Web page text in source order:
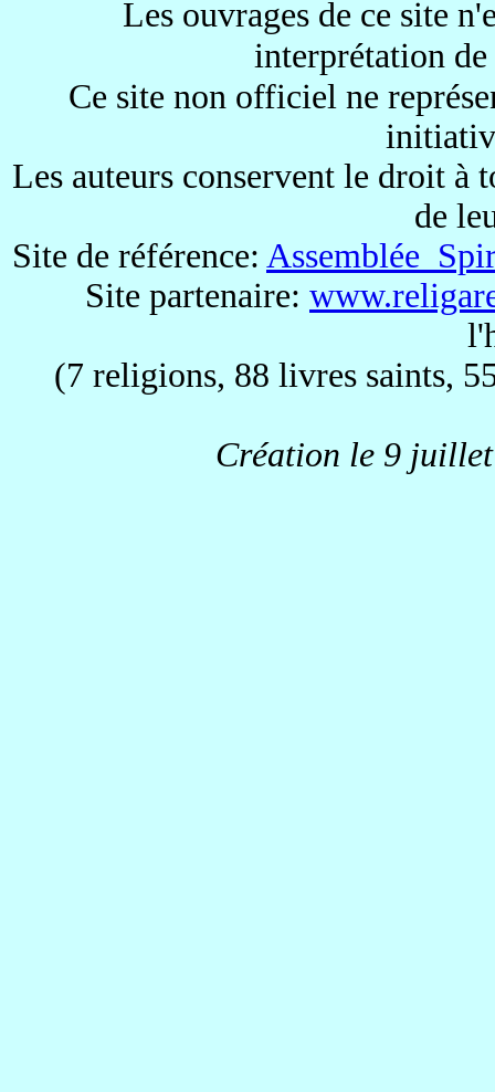
Les ouvrages de ce site
interprétation
Ce site non officiel ne
Les auteurs conservent le droit
de
Site de référence: Assemblée
Site partenaire:
(7 religions, 88 livres saints,
Création le 9